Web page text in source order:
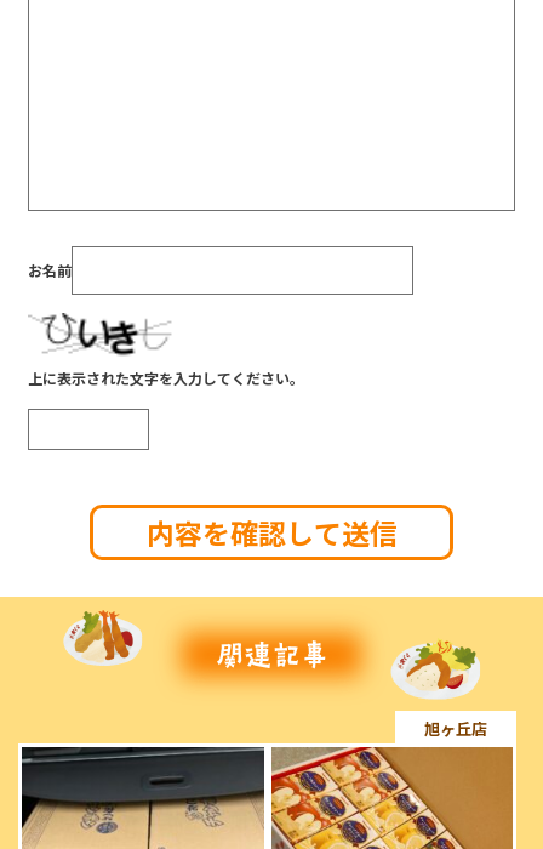
お名前
上に表示された文字を入力してください。
旭ヶ丘店